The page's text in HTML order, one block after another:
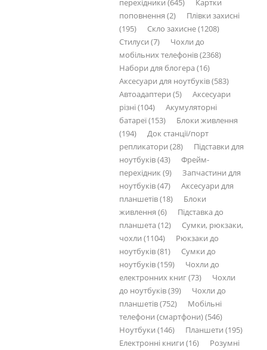
перехідники (645)
Картки
поповнення (2)
Плівки захисні
(195)
Скло захисне (1208)
Стилуси (7)
Чохли до
мобільних телефонів (2368)
Набори для блогера (16)
Аксесуари для ноутбуків (583)
Автоадаптери (5)
Аксесуари
різні (104)
Акумуляторні
батареї (153)
Блоки живлення
(194)
Док станції/порт
репликатори (28)
Підставки для
ноутбуків (43)
Фрейм-
перехідник (9)
Запчастини для
ноутбуків (47)
Аксесуари для
планшетів (18)
Блоки
живлення (6)
Підставка до
планшета (12)
Сумки, рюкзаки,
чохли (1104)
Рюкзаки до
ноутбуків (81)
Сумки до
ноутбуків (159)
Чохли до
електронних книг (73)
Чохли
до ноутбуків (39)
Чохли до
планшетів (752)
Мобільні
телефони (смартфони) (546)
Ноутбуки (146)
Планшети (195)
Електронні книги (16)
Розумні